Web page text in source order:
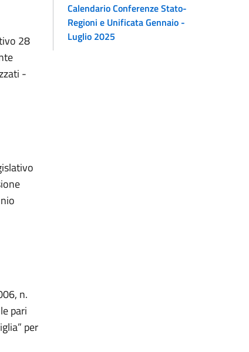
28
-
n.
pari
per
Calendario Conferenze Stato-
Regioni e Unificata Gennaio -
Luglio 2025